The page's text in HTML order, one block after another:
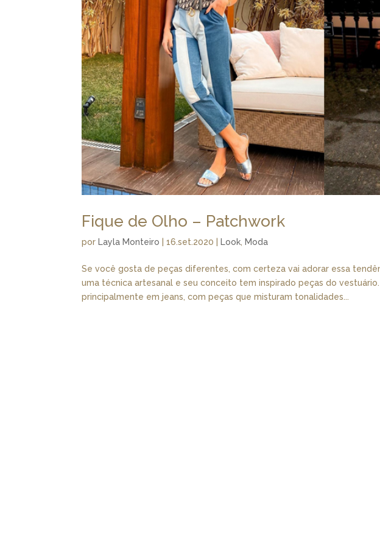
Fique de Olho – Patchwork
porLayla Monteiro |16.set.2020 |Look,Moda
Se você gosta de peças diferentes, com certeza vai adorar essa
uma técnica artesanal e seu conceito tem inspirado peças do
principalmente em jeans, com peças que misturam tonalidades...